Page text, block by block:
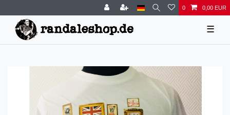
0 0,00 EUR
☰